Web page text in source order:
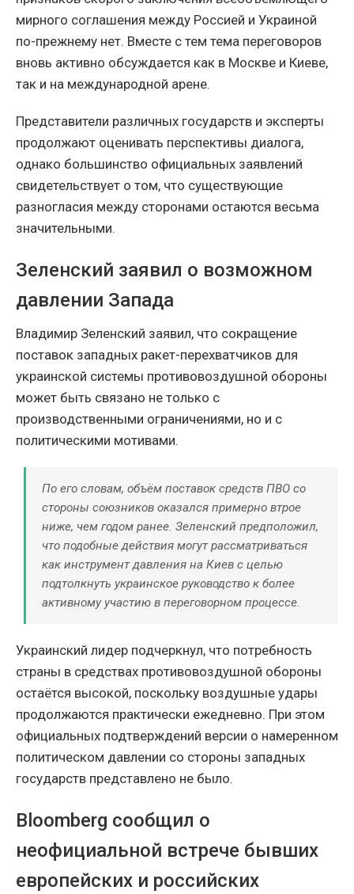
мирного соглашения между Россией и Украиной
по-прежнему нет. Вместе с тем тема переговоров
вновь активно обсуждается как в Москве и Киеве,
так и на международной арене.
Представители различных государств и эксперты
продолжают оценивать перспективы диалога,
однако большинство официальных заявлений
свидетельствует о том, что существующие
разногласия между сторонами остаются весьма
значительными.
Зеленский заявил о возможном
давлении Запада
Владимир Зеленский заявил, что сокращение
поставок западных ракет-перехватчиков для
украинской системы противовоздушной обороны
может быть связано не только с
производственными ограничениями, но и с
политическими мотивами.
По его словам, объём поставок средств ПВО со
стороны союзников оказался примерно втрое
ниже, чем годом ранее. Зеленский предположил,
что подобные действия могут рассматриваться
как инструмент давления на Киев с целью
подтолкнуть украинское руководство к более
активному участию в переговорном процессе.
Украинский лидер подчеркнул, что потребность
страны в средствах противовоздушной обороны
остаётся высокой, поскольку воздушные удары
продолжаются практически ежедневно. При этом
официальных подтверждений версии о намеренном
политическом давлении со стороны западных
государств представлено не было.
Bloomberg сообщил о
неофициальной встрече бывших
европейских и российских